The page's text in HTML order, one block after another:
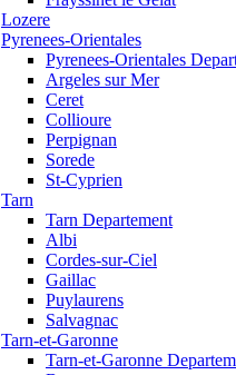
Lozere
Pyrenees-Orientales
Pyrenees-Orientales
Argeles sur Mer
Ceret
Collioure
Perpignan
Sorede
St-Cyprien
Tarn
Tarn Departement
Albi
Cordes-sur-Ciel
Gaillac
Puylaurens
Salvagnac
Tarn-et-Garonne
Tarn-et-Garonne